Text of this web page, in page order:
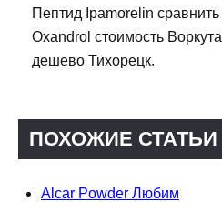
Пептид Ipamorelin
Oxandrol стоимость
дешево Тихорецк.
ПОХОЖИЕ СТАТЬИ
Alcar Powder Любим